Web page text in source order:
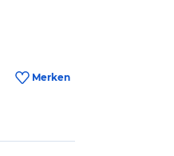
Merken